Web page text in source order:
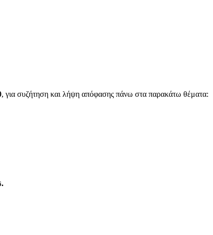
, για συζήτηση και λήψη απόφασης πάνω στα παρακάτω θέματα:
.